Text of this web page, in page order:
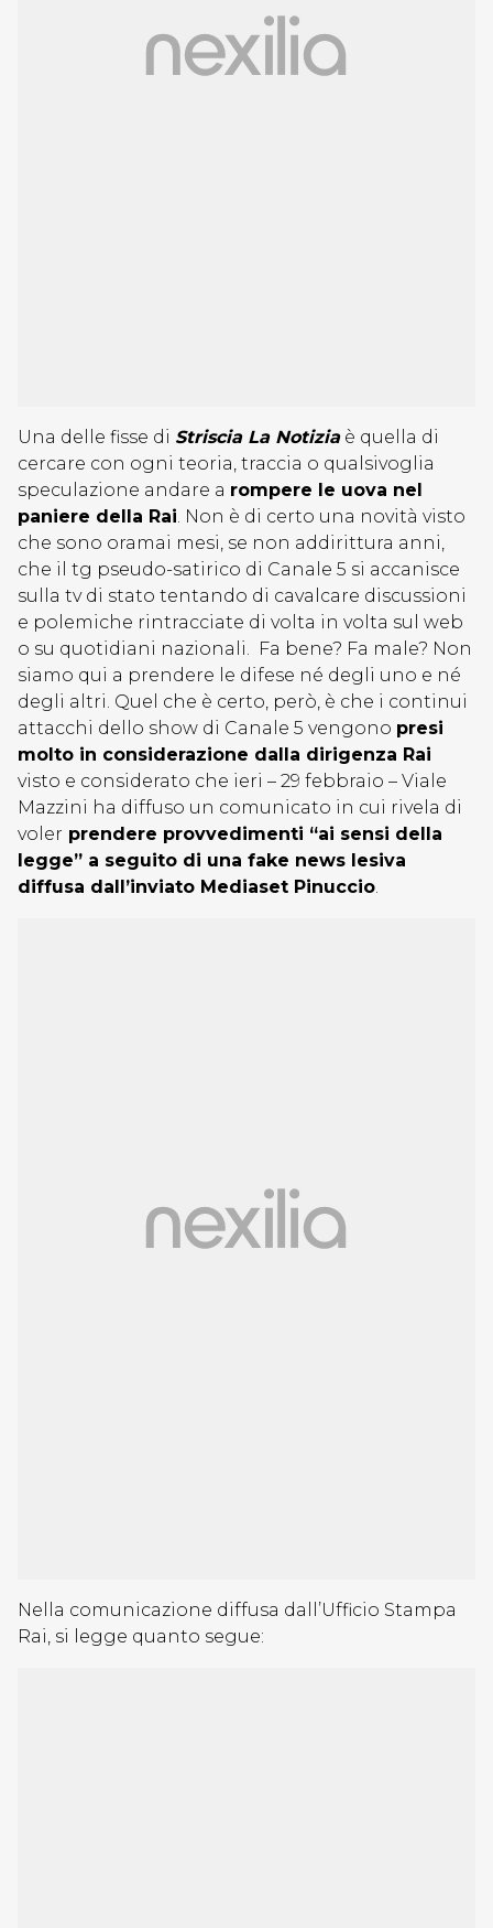
Una delle fisse di Striscia La Notiziaè quella di
cercare con ogni teoria, traccia o qualsivoglia
speculazione andare a rompere le uova nel
paniere della Rai. Non è di certo una novità visto
che sono oramai mesi, se non addirittura anni,
che il tg pseudo-satirico di Canale 5 si accanisce
sulla tv di stato tentando di cavalcare discussioni
e polemiche rintracciate di volta in volta sul web
o su quotidiani nazionali. Fa bene? Fa male? Non
siamo qui a prendere le difese né degli uno e né
degli altri. Quel che è certo, però, è che i continui
attacchi dello show di Canale 5 vengono presi
molto in considerazione dalla dirigenza Rai
visto e considerato che ieri – 29 febbraio – Viale
Mazzini ha diffuso un comunicato in cui rivela di
voler prendere provvedimenti “ai sensi della
legge” a seguito di una fake news lesiva
diffusa dall’inviato Mediaset Pinuccio.
Nella comunicazione diffusa dall’Ufficio Stampa
Rai, si legge quanto segue: